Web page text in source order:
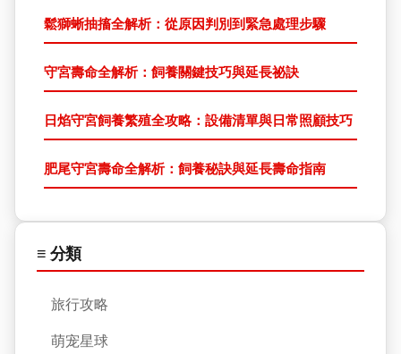
鬆獅蜥抽搐全解析：從原因判別到緊急處理步驟
守宮壽命全解析：飼養關鍵技巧與延長祕訣
日焰守宮飼養繁殖全攻略：設備清單與日常照顧技巧
肥尾守宮壽命全解析：飼養秘訣與延長壽命指南
≡ 分類
旅行攻略
萌宠星球